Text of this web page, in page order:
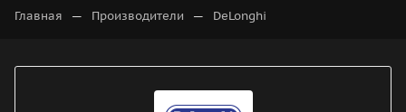
Главная — Производители — DeLonghi